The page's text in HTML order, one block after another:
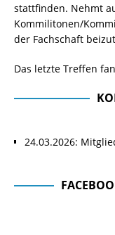
stattfinden. Nehmt
Kommilitonen/
der Fachschaft
Das letzte Treffen
24.03.2026: